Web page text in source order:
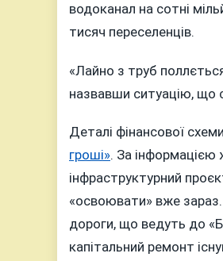
водоканал на сотні
тисяч переселенців.
«Лайно з труб
назвавши ситуацію, що
Деталі фінансової схеми
гроші». За інформацією
інфраструктурний
«освоювати» вже
дороги, що ведуть до
капітальний ремонт